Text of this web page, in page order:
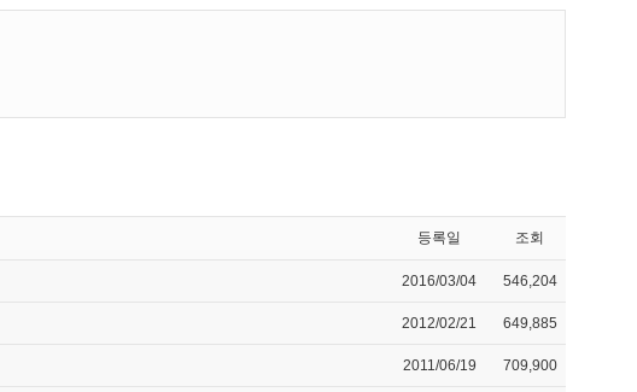
등록일 조회
2016/03/04 546,204
2012/02/21 649,885
2011/06/19 709,900